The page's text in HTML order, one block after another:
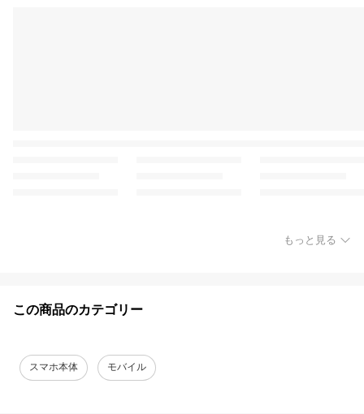
もっと見る
この商品のカテゴリー
スマホ本体 モバイル